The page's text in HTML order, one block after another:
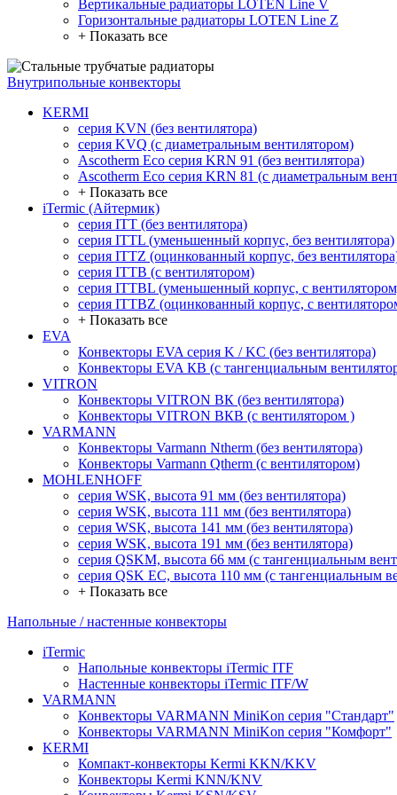
Вертикальные радиаторы LOTEN Line V
Горизонтальные радиаторы LOTEN Line Z
+ Показать все
Внутрипольные конвекторы
KERMI
серия KVN (без вентилятора)
серия KVQ (с диаметральным вентилятором)
Ascotherm Eco серия KRN 91 (без вентилятора)
Ascotherm Eco серия KRN 81 (с диаметральным
+ Показать все
iTermic (Айтермик)
серия ITT (без вентилятора)
серия ITTL (уменьшенный корпус, без вентилятора)
серия ITTZ (оцинкованный корпус, без
серия ITTB (с вентилятором)
серия ITTBL (уменьшенный корпус, с
серия ITTBZ (оцинкованный корпус, с
+ Показать все
EVA
Конвекторы EVA серия K / KC (без вентилятора)
Конвекторы EVA КВ (с тангенциальным
VITRON
Конвекторы VITRON ВК (без вентилятора)
Конвекторы VITRON ВКВ (с вентилятором )
VARMANN
Конвекторы Varmann Ntherm (без вентилятора)
Конвекторы Varmann Qtherm (с вентилятором)
MOHLENHOFF
серия WSK, высота 91 мм (без вентилятора)
серия WSK, высота 111 мм (без вентилятора)
серия WSK, высота 141 мм (без вентилятора)
серия WSK, высота 191 мм (без вентилятора)
серия QSKM, высота 66 мм (с тангенциальным
серия QSK EC, высота 110 мм (с тангенциальным
+ Показать все
Напольные / настенные конвекторы
iTermic
Напольные конвекторы iTermic ITF
Настенные конвекторы iTermic ITF/W
VARMANN
Конвекторы VARMANN MiniKon серия "Стандарт"
Конвекторы VARMANN MiniKon серия "Комфорт"
KERMI
Компакт-конвекторы Kermi KKN/KKV
Конвекторы Kermi KNN/KNV